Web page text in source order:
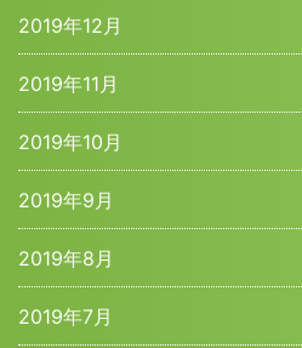
2019年12月
2019年11月
2019年10月
2019年9月
2019年8月
2019年7月